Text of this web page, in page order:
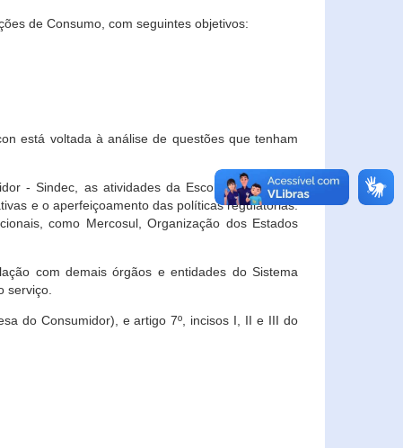
de Consumo, com seguintes objetivos:
está voltada à análise de questões que tenham
- Sindec, as atividades da Escola Nacional de
e o aperfeiçoamento das políticas regulatórias.
como Mercosul, Organização dos Estados
com demais órgãos e entidades do Sistema
serviço.
do Consumidor), e artigo 7º, incisos I, II e III do